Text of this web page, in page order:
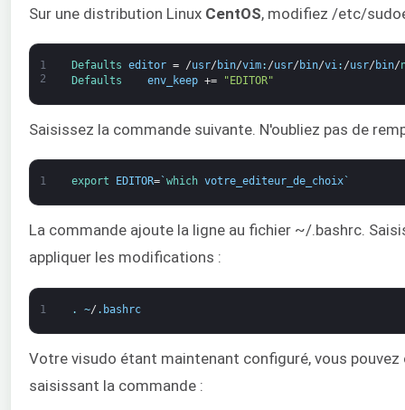
Sur une distribution Linux CentOS, modifiez /etc/
1
2
Defaults editor = /usr/ bin/vim: /usr/ bin/vi: /usr/ bin/
Defaults env_keep += "EDITOR"
Saisissez la commande suivante. N'oubliez pas de
1 export EDITOR=`which votre_editeur_de_choix`
La commande ajoute la ligne au fichier ~/.bashrc.
appliquer les modifications :
1 . ~/ . bashrc
Votre visudo étant maintenant configuré, vous
saisissant la commande :